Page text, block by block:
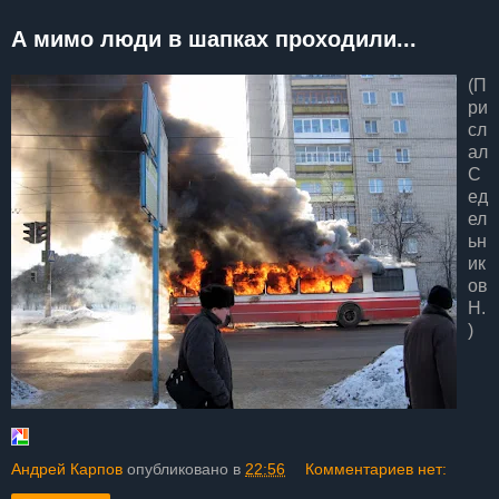
А мимо люди в шапках проходили...
(П
ри
сл
ал
С
ед
ел
ьн
ик
ов
Н.
)
Андрей Карпов опубликовано в 22:56 Комментариев нет: